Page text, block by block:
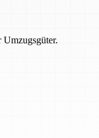
Umzugsgüter.